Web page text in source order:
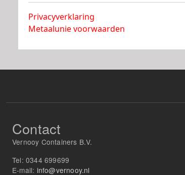
Privacyverklaring
Metaalunie voorwaarden
Contact
Vernooy Containers B.V.
Tel: 0344 699699
E-mail: info@vernooy.nl